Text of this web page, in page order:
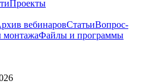
Проекты
вебинаровСтатьиВопрос-
Файлы и программы